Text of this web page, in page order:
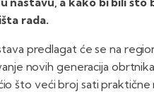
rada.
predlagat će se na
novih generacija
što veći broj sati praktične